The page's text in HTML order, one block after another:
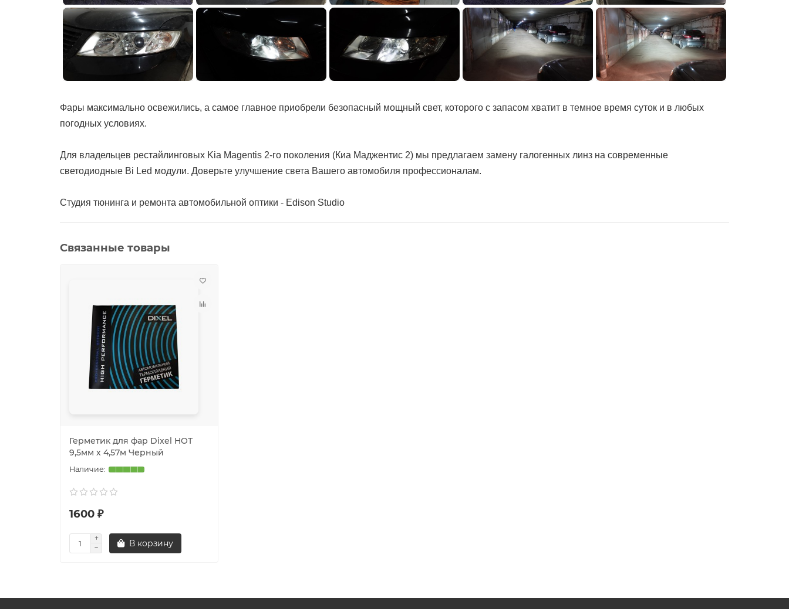
Фары максимально освежились, а самое главное приобрели безопасный мощный свет, которого с запасом хватит в темное время суток и в любых
погодных условиях.
Для владельцев рестайлинговых Kia Magentis 2-го поколения (Киа Маджентис 2) мы предлагаем замену галогенных линз на современные
светодиодные Bi Led модули. Доверьте улучшение света Вашего автомобиля профессионалам.
Студия тюнинга и ремонта автомобильной оптики - Edison Studio
Связанные товары
Герметик для фар Dixel HOT
9,5мм х 4,57м Черный
1600 ₽
В корзину